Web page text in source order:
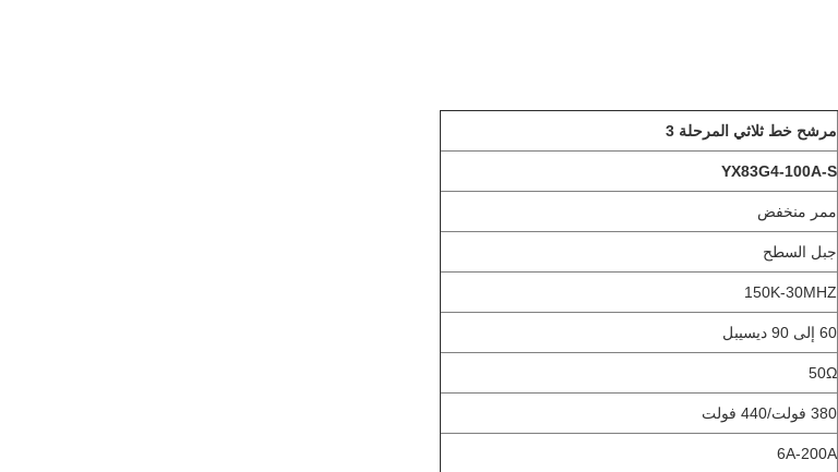
مرشح خط ثلاثي المرحلة 3
YX83G4-100A-S
ممر منخفض
جبل السطح
150K-30MHZ
60 إلى 90 ديسيبل
50Ω
380 فولت/440 فولت
6A-200A